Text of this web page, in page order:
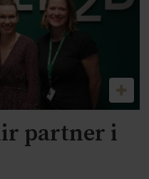
partner i